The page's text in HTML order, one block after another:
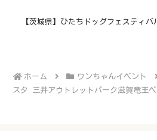
【茨城県】ひたちドッグフェスティバ
ホーム ワンちゃんイベント
スタ 三井アウトレットパーク滋賀竜王